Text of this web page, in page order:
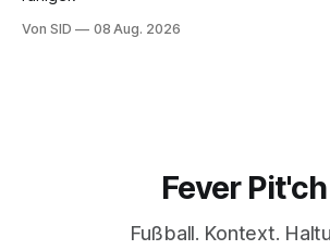
Von SID 08 Aug. 2026
Fever Pit'ch
Fußball. Kontext.